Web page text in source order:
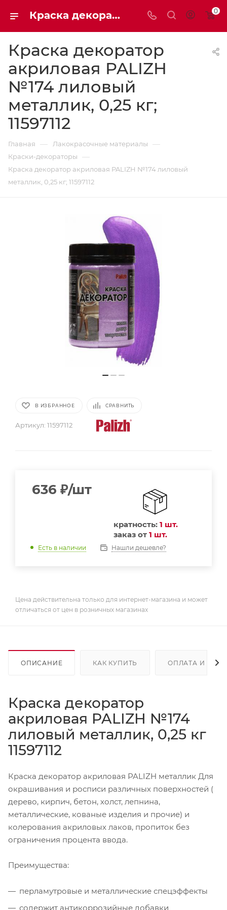
Краска декоратор акриловая PALIZH №174 лиловый металлик, 0,25 кг; 11597112 | Мaxim-stroy 0
Краска декоратор
акриловая PALIZH
№174 лиловый
металлик, 0,25 кг;
11597112
Главная — Лакокрасочные материалы —
Краски-декораторы —
Краска декоратор акриловая PALIZH №174 лиловый
металлик, 0,25 кг; 11597112
В ИЗБРАННОЕ СРАВНИТЬ
Артикул: 11597112
636 ₽/шт
кратность: 1 шт.
заказ от 1 шт.
Есть в наличии Нашли дешевле?
Цена действительна только для интернет-магазина и может
отличаться от цен в розничных магазинах
ОПИСАНИЕ КАК КУПИТЬ ОПЛАТА И
Краска декоратор
акриловая PALIZH №174
лиловый металлик, 0,25 кг
11597112
Краска декоратор акриловая PALIZH металлик Для
окрашивания и росписи различных поверхностей (
дерево, кирпич, бетон, холст, лепнина,
металлические, кованые изделия и прочие) и
колерования акриловых лаков, пропиток без
ограничения процента ввода.
Преимущества:
перламутровые и металлические спецэффекты
содержит антикоррозийные добавки